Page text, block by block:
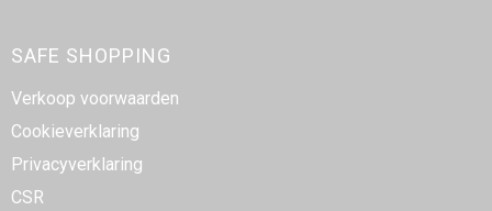
SAFE SHOPPING
Verkoop voorwaarden
Cookieverklaring
Privacyverklaring
CSR